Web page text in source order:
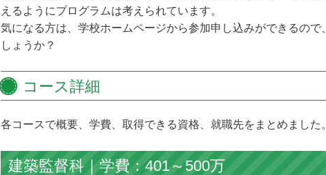
えるようにプログラムは考えられています。
気になる方は、学校ホームページから参加申し込みができるの
しょうか？
コース詳細
各コースで概要、学費、取得できる資格、就職先をまとめました。
建築監督科｜学費：401～500万